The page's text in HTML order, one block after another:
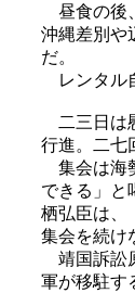
昼食の後
沖縄差別や
だ。
レンタル
二三日は
行進。二七
集会は海
できる」と
栖弘臣は、
集会を続け
靖国訴訟
軍が移駐す